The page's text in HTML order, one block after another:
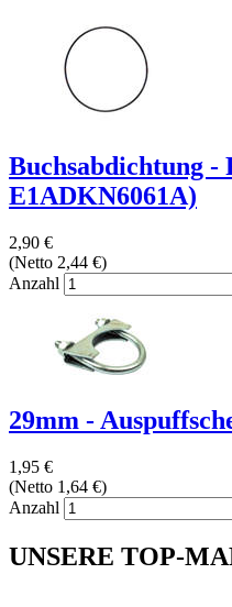
Buchsabdichtung -
E1ADKN6061A)
2,90 €
(Netto 2,44 €)
Anzahl
29mm -
1,95 €
(Netto 1,64 €)
Anzahl
UNSERE TOP-